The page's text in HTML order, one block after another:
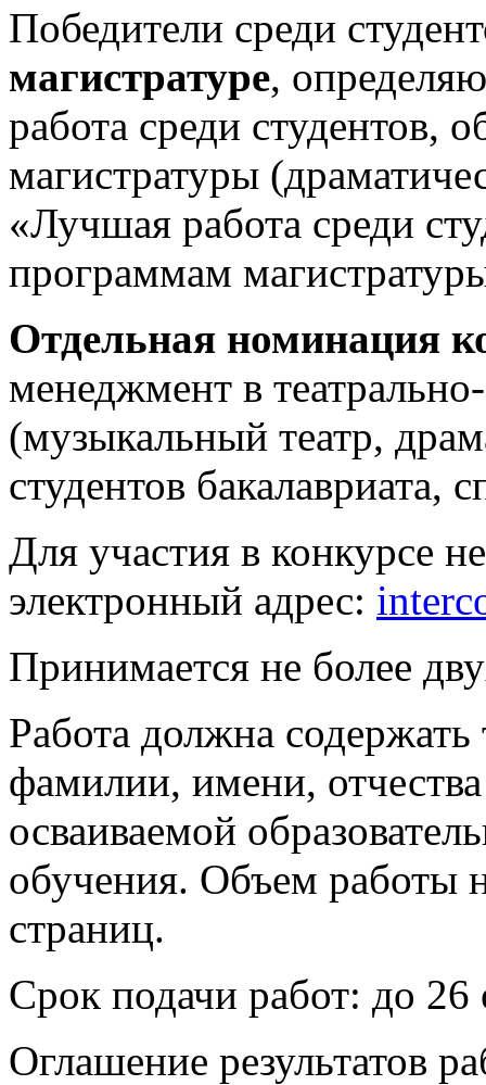
Победители среди
магистратуре,
работа среди
магистратуры
«Лучшая работа среди
программам
Отдельная номинация
менеджмент в
(музыкальный театр,
студентов бакалавриата,
Для участия в конкурсе
электронный адрес:
Принимается не более
Работа должна
фамилии, имени,
осваиваемой
обучения. Объем работы
страниц.
Срок подачи работ: до 26
Оглашение результатов